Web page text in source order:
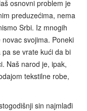
osnovni problem je
preduzećima, nema
Srbi. Iz mnogih
svojima. Poneki
se vrate kući da bi
Naš narod je, ipak,
tekstilne robe,
sin najmlađi